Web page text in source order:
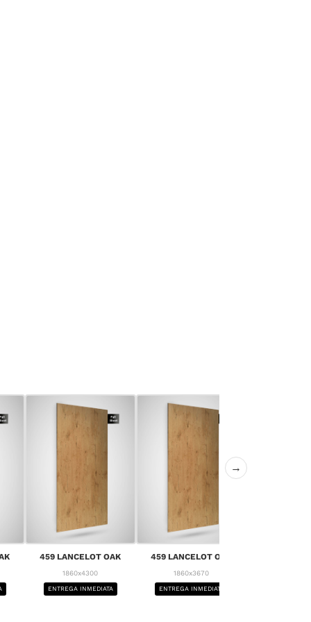
459 LANCELOT OAK
1860x4300
ENTREGA INMEDIATA
459 LANCELOT OAK
1860x3670
ENTREGA INMEDIATA
→